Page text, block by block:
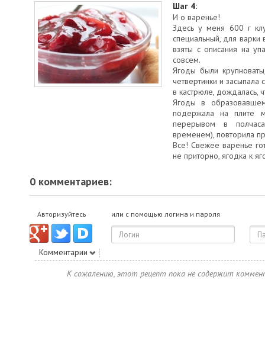
Шаг 4:
И о варенье!
Здесь у меня 600 г
специальный, для
взяты с описания на
совсем.
Ягоды были
четвертинки и
в кастрюле, дождалась,
Ягоды в
подержала на плите
перерывом в
временем), повторила
Все! Свежее варенье
не приторно, ягодка к
0 комментариев:
Авторизуйтесь или с помощью логина и пароля
Комментарии
К сожалению, этот рецепт пока не содержит